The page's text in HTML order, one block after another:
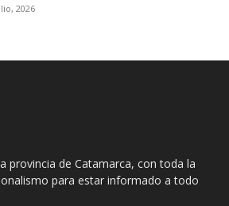
2026
provincia de Catamarca, con toda la
para estar informado a todo